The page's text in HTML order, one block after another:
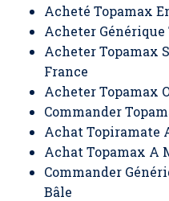
Acheté Topamax
Acheter
Acheter Topamax
France
Acheter Topamax
Commander
Achat Topiramate
Achat Topamax A
Commander
Bâle